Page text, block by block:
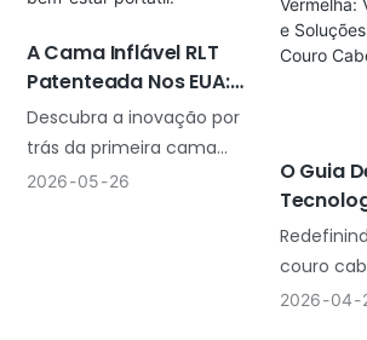
clínica.
você a
com luz
corpo
suas
fabricação.
A Cama Inflável RLT
Patenteada Nos EUA:
Definindo O Futuro Da
Recuperação
Comercial E Do Bem-
Descubra a inovação por
trás da primeira cama
inflável de terapia com luz
2026 05 26
O Guia
Luz
couro
2026 04